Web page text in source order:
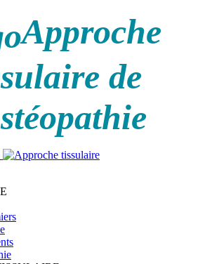
Approche
de